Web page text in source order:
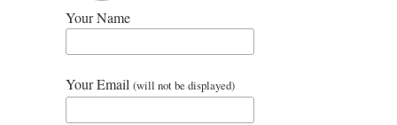
Your Name
Your Email (will not be displayed)